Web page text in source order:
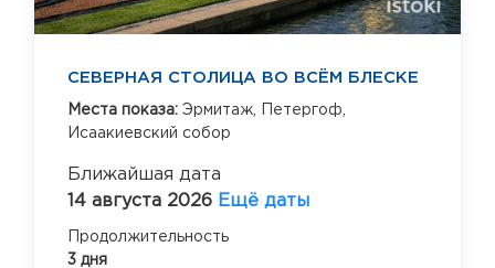
СЕВЕРНАЯ СТОЛИЦА ВО ВСЁМ БЛЕСКЕ
Места показа: Эрмитаж,
Петергоф,
Исаакиевский собор
Ближайшая дата
14 августа 2026 Ещё даты
Продолжительность
3 дня